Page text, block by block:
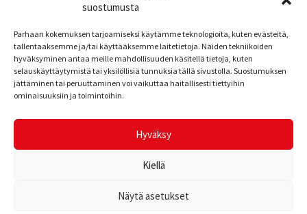
suostumusta
Parhaan kokemuksen tarjoamiseksi käytämme teknologioita, kuten evästeitä,
tallentaaksemme ja/tai käyttääksemme laitetietoja. Näiden tekniikoiden
hyväksyminen antaa meille mahdollisuuden käsitellä tietoja, kuten
selauskäyttäytymistä tai yksilöllisiä tunnuksia tällä sivustolla. Suostumuksen
jättäminen tai peruuttaminen voi vaikuttaa haitallisesti tiettyihin
ominaisuuksiin ja toimintoihin.
Hyväksy
Kiellä
Näytä asetukset
Finland
Puh. 09 221 7088
info at supermotocenter.fi
Maanantai - Tiistai 09.00 - 17.00
© Supermoto Center